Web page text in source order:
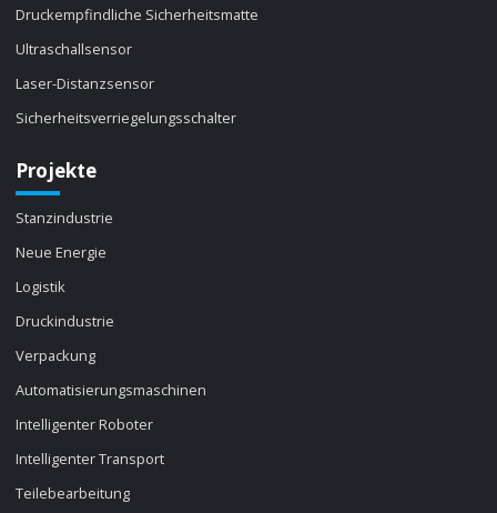
Druckempfindliche Sicherheitsmatte
Ultraschallsensor
Laser-Distanzsensor
Sicherheitsverriegelungsschalter
Projekte
Stanzindustrie
Neue Energie
Logistik
Druckindustrie
Verpackung
Automatisierungsmaschinen
Intelligenter Roboter
Intelligenter Transport
Teilebearbeitung